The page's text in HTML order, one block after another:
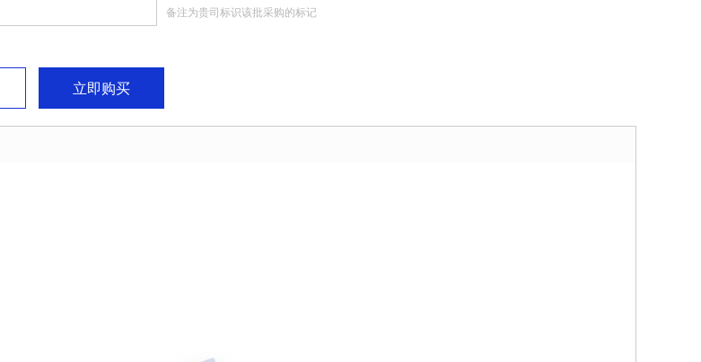
备注为贵司标识该批采购的标记
立即购买